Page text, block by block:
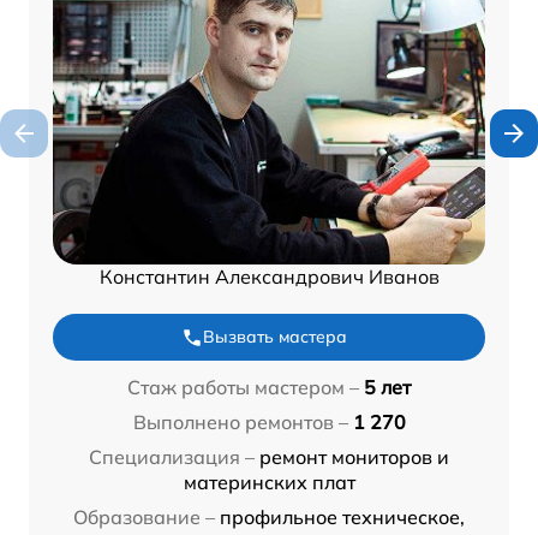
Константин Александрович Иванов
Вызвать мастера
Стаж работы мастером – 5 лет
Выполнено ремонтов – 1 270
Специализация – ремонт мониторов и
материнских плат
Образование – профильное техническое,